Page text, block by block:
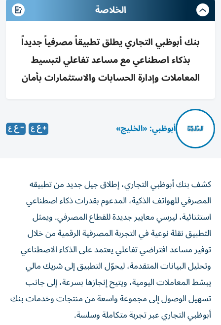
الخلاصة
بنك أبوظبي التجاري يطلق تطبيقاً مصرفياً جديداً
بذكاء اصطناعي مع مساعد تفاعلي لتبسيط
المعاملات وإدارة الحسابات والاستثمارات بأمان
أبوظبي: «الخليج»
كشف بنك أبوظبي التجاري، إطلاق جيل جديد من تطبيقه
المصرفي للهواتف الذكية، المدعوم بقدرات ذكاء اصطناعي
استثنائية، ليرسي معايير جديدة للقطاع المصرفي. ويمثل
التطبيق نقلة نوعية في التجربة المصرفية الرقمية من خلال
توفير مساعد افتراضي تفاعلي يعتمد على الذكاء الاصطناعي
وتحليل البيانات المتقدمة، ليحوّل التطبيق إلى شريك مالي
يبسّط المعاملات اليومية، ويتيح إنجازها بسرعة، إلى جانب
تسهيل الوصول إلى مجموعة واسعة من منتجات وخدمات بنك
أبوظبي التجاري عبر تجربة متكاملة وسلسة.